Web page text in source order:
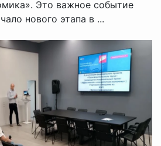
Это важное событие
нового этапа в ...